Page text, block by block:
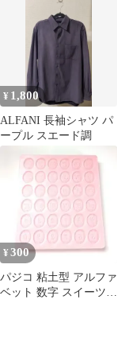
¥ 1,800
ALFANI 長袖シャツ パ
ープル スエード調
¥ 300
パジコ 粘土型 アルファ
ベット 数字 スイーツデ